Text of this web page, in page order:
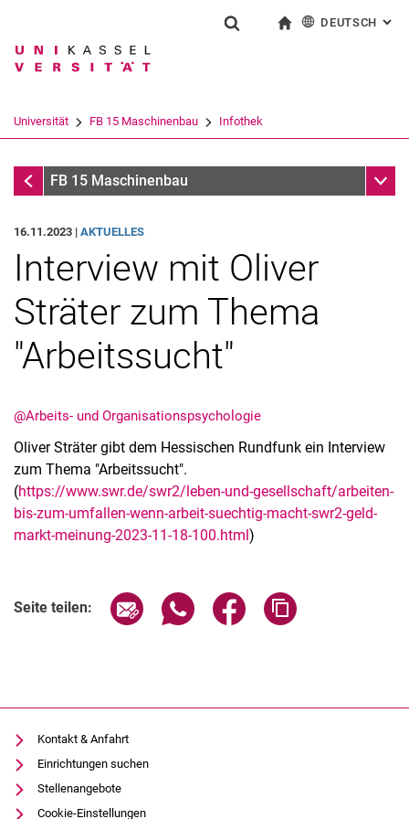
Springe direkt zu: Inhalt
Springe direkt zu: Suche
Springe direkt zu:
Suchbegriff
Suchen (öffnet externen Link in einem
DEUTSCH :
Universität FB 15 Maschinenbau Infothek
InfothekFB 15 Maschinenbau
50 Jahre Maschinenbau
16.11.2023 | AKTUELLES
Interview mit Oliver
Sträter zum Thema
"Arbeitssucht"
@Arbeits- und Organisationspsychologie
Oliver Sträter gibt dem Hessischen Rundfunk ein Interview
zum Thema "Arbeitssucht".
(https://www.swr.de/swr2/leben-und-gesellschaft/arbeiten-
bis-zum-umfallen-wenn-arbeit-suechtig-macht-swr2-geld-
markt-meinung-2023-11-18-100.html)
Seite teilen: Seite über E-Mail teilen
Seite über WhatsApp teilen
Seite über Facebook
Kontakt & Anfahrt
Einrichtungen suchen
Stellenangebote
Cookie-Einstellungen